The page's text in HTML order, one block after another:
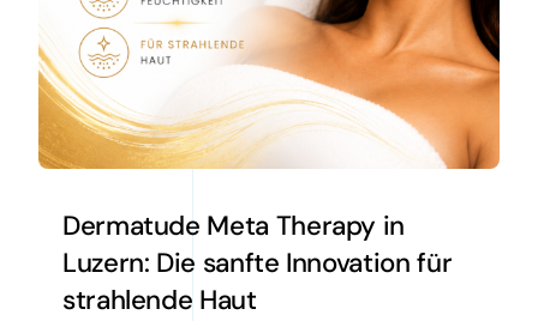
Dermatude Meta Therapy in
Luzern: Die sanfte Innovation für
strahlende Haut